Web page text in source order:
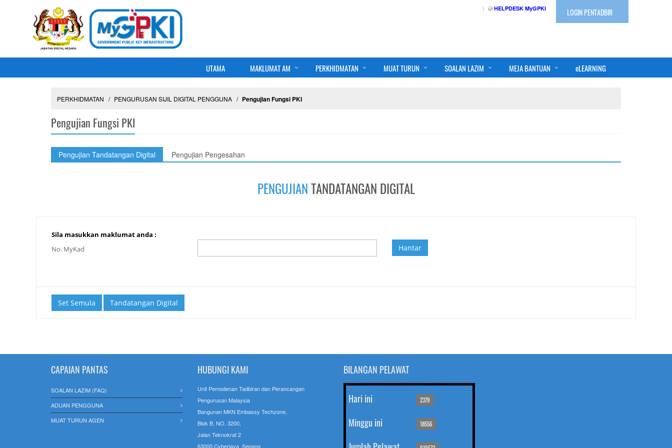
LOGIN PENTADBIR
HELPDESK MyGPKI
UTAMA MAKLUMAT AM PERKHIDMATAN MUAT TURUN SOALAN LAZIM MEJA BANTUAN eLEARNING
PERKHIDMATAN PENGURUSAN SIJIL DIGITAL PENGGUNA Pengujian Fungsi PKI
Pengujian Fungsi PKI
Pengujian Tandatangan Digital Pengujian Pengesahan
PENGUJIANTANDATANGAN DIGITAL
Sila masukkan maklumat anda :
No. MyKad
Set Semula
CAPAIAN PANTAS
SOALAN LAZIM (FAQ)
ADUAN PENGGUNA
MUAT TURUN AGEN
HUBUNGI KAMI
Unit Pemodenan Tadbiran dan Perancangan
Pengurusan Malaysia
Bangunan MKN Embassy Techzone,
Blok B, NO. 3200,
Jalan Teknokrat 2
63000 Cyberjaya, Sepang
BILANGAN PELAWAT
Hari ini 2379
Minggu ini 18556